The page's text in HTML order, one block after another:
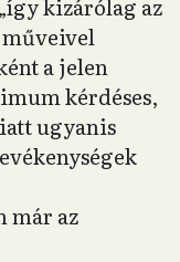
kizárólag az
a jelen
kérdéses,
ugyanis
már az